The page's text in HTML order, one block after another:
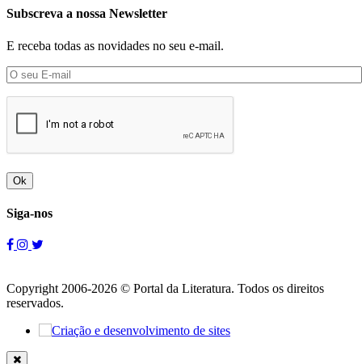
Subscreva a nossa Newsletter
E receba todas as novidades no seu e-mail.
Ok
Siga-nos
Copyright 2006-2026 © Portal da Literatura. Todos os direitos
reservados.